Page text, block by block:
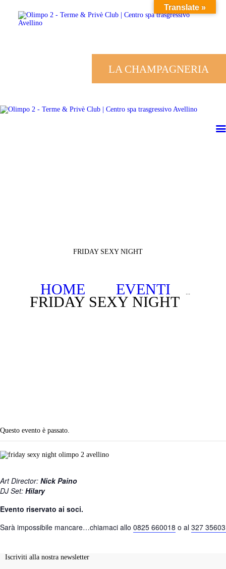
LA CHAMPAGNERIA
FRIDAY SEXY NIGHT
HOME EVENTI
FRIDAY SEXY NIGHT
HOME
ORARI
Questo evento è passato.
Art Director: Nick Paino
DJ Set: Hilary
Evento riservato ai soci.
Sarà impossibile mancare…chiamaci allo 0825 660018 o al 327
Iscriviti alla nostra newsletter
Translate »